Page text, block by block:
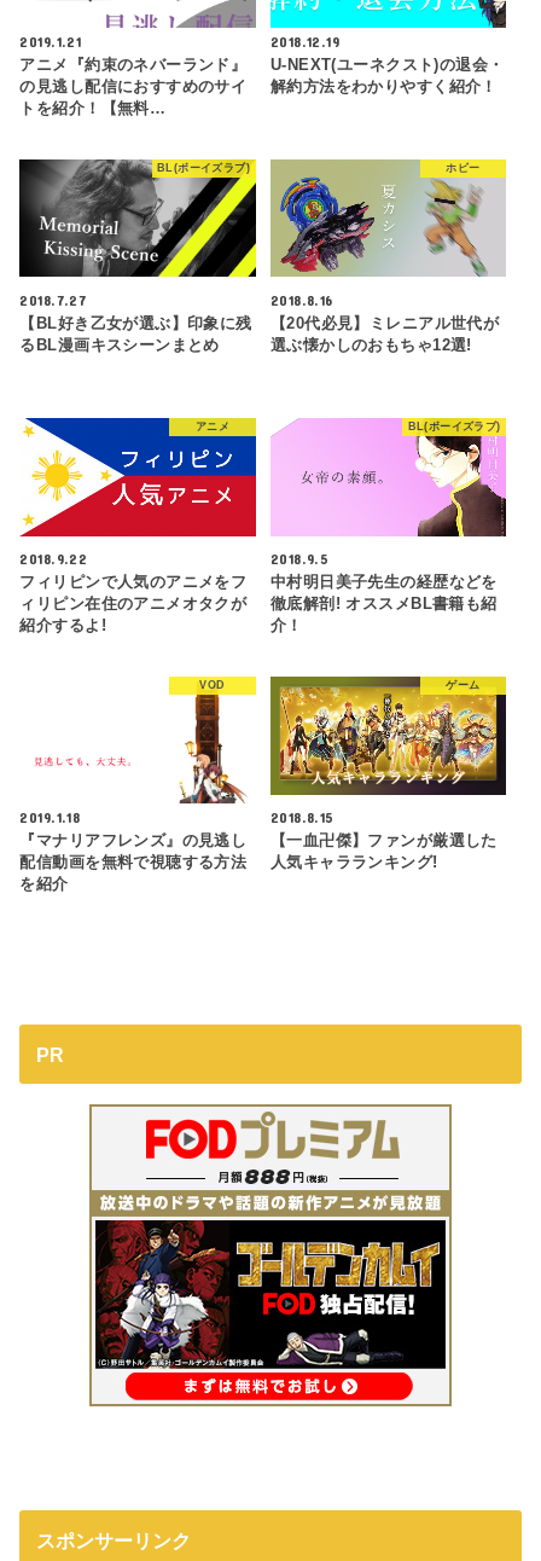
2019.1.21
アニメ『約束のネバーランド』
の見逃し配信におすすめのサイ
トを紹介！【無料…
2018.12.19
U-NEXT(ユーネクスト)の退会・
解約方法をわかりやすく紹介！
BL(ボーイズラブ)
2018.7.27
【BL好き乙女が選ぶ】印象に残
るBL漫画キスシーンまとめ
ホビー
2018.8.16
【20代必見】ミレニアル世代が
選ぶ懐かしのおもちゃ12選!
アニメ
2018.9.22
フィリピンで人気のアニメをフ
ィリピン在住のアニメオタクが
紹介するよ!
BL(ボーイズラブ)
2018.9.5
中村明日美子先生の経歴などを
徹底解剖! オススメBL書籍も紹
介！
VOD
2019.1.18
『マナリアフレンズ』の見逃し
配信動画を無料で視聴する方法
を紹介
ゲーム
2018.8.15
【一血卍傑】ファンが厳選した
人気キャラランキング!
PR
スポンサーリンク